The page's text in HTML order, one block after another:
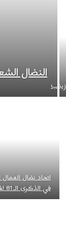
النضال الشعبي
في الذكرى الـ81 لقصف هيروشيما وناغازاكي